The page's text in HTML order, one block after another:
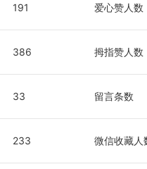
191 爱心赞人数
386 拇指赞人数
33 留言条数
233 微信收藏人